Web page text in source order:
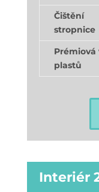
Čištění
stropnice
Prémiová
plastů
Interiér